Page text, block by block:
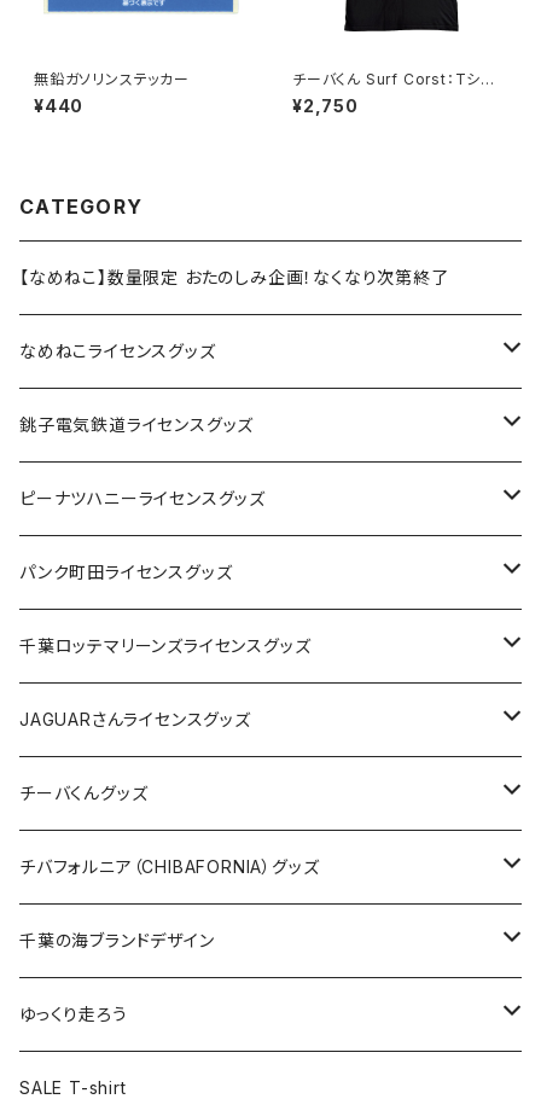
無鉛ガソリンステッカー
¥440
チーバくん Surf Corst：Tシャ
ツ（Black）
¥2,750
CATEGORY
【なめねこ】数量限定 おたのしみ企画！なくなり次第終了
なめねこライセンスグッズ
Tシャツ
キャップ
ステッカー
缶バッジ
ホテルキーホルダー
銚子電気鉄道ライセンスグッズ
ステッカー
缶バッジ
アクリルキーホルダー
ホテルキーホルダー
クリアファイル
Tシャツ
キャップ
トートバッグ
ランチバッグ
ピーナツハニーライセンスグッズ
Tシャツ
キャップ
バッグ
ステッカー
缶バッジ
キーホルダー
クリアファイル
パンク町田ライセンスグッズ
Tシャツ
キャップ
バッグ
ステッカー
缶バッジ
キーホルダー
クリアファイル
千葉ロッテマリーンズライセンスグッズ
ステッカー
ステッカー
ステッカー大
缶バッジ
缶バッジ32mm
缶バッジ54mm
エコバッグ
JAGUARさんコラボグッズ
Tシャツ
ステッカー
サコッシュ
ホテルキーホルダー
JAGUARさんライセンスグッズ
Tシャツ
ステッカー
缶バッジ
クリアファイル
マスク
チーバくんグッズ
Tシャツ
キャップ
エコバッグ
ステッカー
チバフォルニア（CHIBAFORNIA）グッズ
Tシャツ
キャップ
ステッカー
千葉の海ブランドデザイン
Tシャツ
キャップ
ゆっくり走ろう
Tシャツ
SALE T-shirt